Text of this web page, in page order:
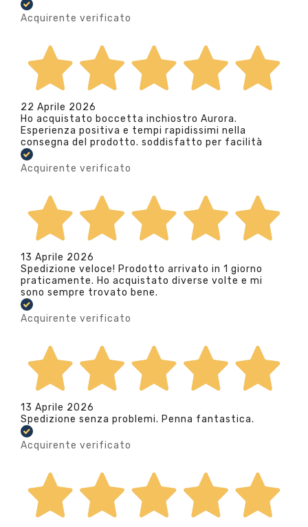
Acquirente verificato
22 Aprile 2026
Ho acquistato boccetta inchiostro Aurora.
Esperienza positiva e tempi rapidissimi nella
consegna del prodotto. soddisfatto per facilità
Acquirente verificato
13 Aprile 2026
Spedizione veloce! Prodotto arrivato in 1 giorno
praticamente. Ho acquistato diverse volte e mi
sono sempre trovato bene.
Acquirente verificato
13 Aprile 2026
Spedizione senza problemi. Penna fantastica.
Acquirente verificato